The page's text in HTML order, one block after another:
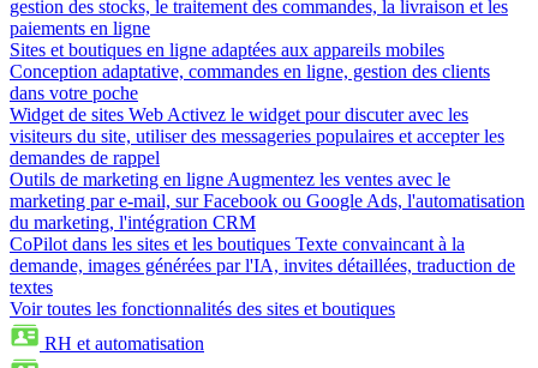
gestion des stocks, le traitement des commandes, la livraison et les
paiements en ligne
Sites et boutiques en ligne adaptées aux appareils mobiles
Conception adaptative, commandes en ligne, gestion des clients
dans votre poche
Widget de sites Web Activez le widget pour discuter avec les
visiteurs du site, utiliser des messageries populaires et accepter les
demandes de rappel
Outils de marketing en ligne Augmentez les ventes avec le
marketing par e-mail, sur Facebook ou Google Ads, l'automatisation
du marketing, l'intégration CRM
CoPilot dans les sites et les boutiques Texte convaincant à la
demande, images générées par l'IA, invites détaillées, traduction de
textes
Voir toutes les fonctionnalités des sites et boutiques
RH et automatisation